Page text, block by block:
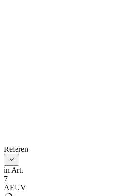
References
in Art.
7
AEUV